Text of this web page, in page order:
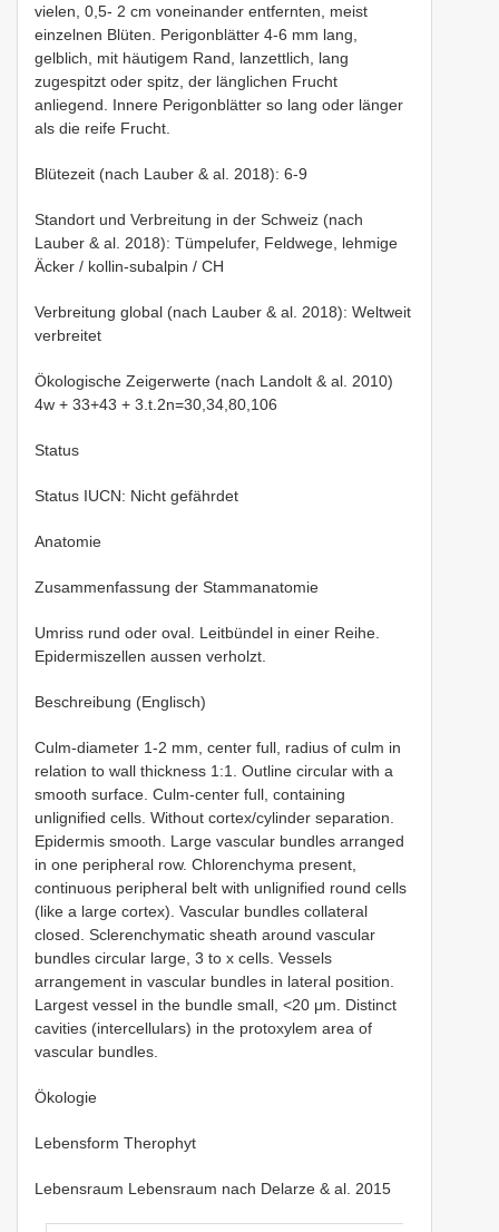
vielen, 0,5- 2 cm voneinander entfernten, meist
einzelnen Blüten. Perigonblätter 4-6 mm lang,
gelblich, mit häutigem Rand, lanzettlich, lang
zugespitzt oder spitz, der länglichen Frucht
anliegend. Innere Perigonblätter so lang oder länger
als die reife Frucht.
Blütezeit (nach Lauber & al. 2018): 6-9
Standort und Verbreitung in der Schweiz (nach
Lauber & al. 2018): Tümpelufer, Feldwege, lehmige
Äcker / kollin-subalpin / CH
Verbreitung global (nach Lauber & al. 2018): Weltweit
verbreitet
Ökologische Zeigerwerte (nach Landolt & al. 2010)
4w + 33+43 + 3.t.2n=30,34,80,106
Status
Status IUCN: Nicht gefährdet
Anatomie
Zusammenfassung der Stammanatomie
Umriss rund oder oval. Leitbündel in einer Reihe.
Epidermiszellen aussen verholzt.
Beschreibung (Englisch)
Culm-diameter 1-2 mm, center full, radius of culm in
relation to wall thickness 1:1. Outline circular with a
smooth surface. Culm-center full, containing
unlignified cells. Without cortex/cylinder separation.
Epidermis smooth. Large vascular bundles arranged
in one peripheral row. Chlorenchyma present,
continuous peripheral belt with unlignified round cells
(like a large cortex). Vascular bundles collateral
closed. Sclerenchymatic sheath around vascular
bundles circular large, 3 to x cells. Vessels
arrangement in vascular bundles in lateral position.
Largest vessel in the bundle small, <20 μm. Distinct
cavities (intercellulars) in the protoxylem area of
vascular bundles.
Ökologie
Lebensform Therophyt
Lebensraum Lebensraum nach Delarze & al. 2015